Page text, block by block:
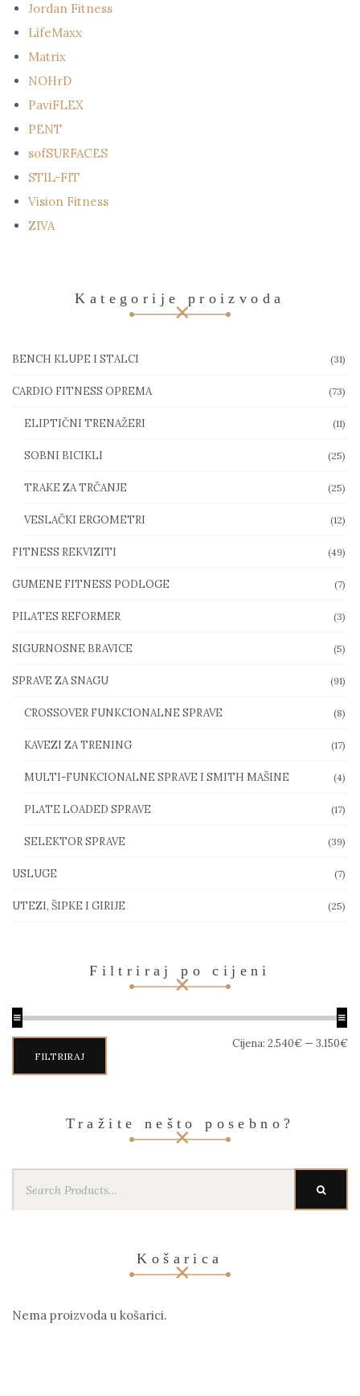
Jordan Fitness
LifeMaxx
Matrix
NOHrD
PaviFLEX
PENT
sofSURFACES
STIL-FIT
Vision Fitness
ZIVA
Kategorije proizvoda
BENCH KLUPE I STALCI (31)
CARDIO FITNESS OPREMA (73)
ELIPTIČNI TRENAŽERI (11)
SOBNI BICIKLI (25)
TRAKE ZA TRČANJE (25)
VESLAČKI ERGOMETRI (12)
FITNESS REKVIZITI (49)
GUMENE FITNESS PODLOGE (7)
PILATES REFORMER (3)
SIGURNOSNE BRAVICE (5)
SPRAVE ZA SNAGU (91)
CROSSOVER FUNKCIONALNE SPRAVE (8)
KAVEZI ZA TRENING (17)
MULTI-FUNKCIONALNE SPRAVE I SMITH MAŠINE (4)
PLATE LOADED SPRAVE (17)
SELEKTOR SPRAVE (39)
USLUGE (7)
UTEZI, ŠIPKE I GIRIJE (25)
Filtriraj po cijeni
Min
cijena
Maks
cijenaFILTRIRAJ
Cijena: 2.540€ — 3.150€
Tražite nešto posebno?
Košarica
Nema proizvoda u košarici.